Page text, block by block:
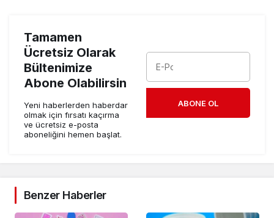
Tamamen
Ücretsiz Olarak
Bültenimize
Abone Olabilirsin
Yeni haberlerden haberdar
olmak için fırsatı kaçırma
ve ücretsiz e-posta
aboneliğini hemen başlat.
ABONE OL
Benzer Haberler